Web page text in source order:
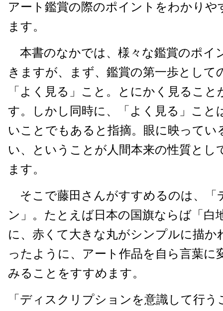
アート鑑賞の際のポイントをわかりや
ます。
本書のなかでは、様々な鑑賞のポイ
きますが、まず、鑑賞の第一歩として
「よく見る」こと。とにかく見るこ
す。しかし同時に、「よく見る」こと
いことでもあると指摘。眼に映ってい
い、ということが人間本来の性質とし
ます。
そこで藤田さんがすすめるのは、「
ン」。たとえば日本の国旗ならば「白
に、赤くて大きな丸がシンプルに描か
ったように、アート作品を自ら言葉に
みることをすすめます。
「ディスクリプションを意識して行